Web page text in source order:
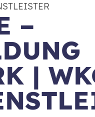
–
|